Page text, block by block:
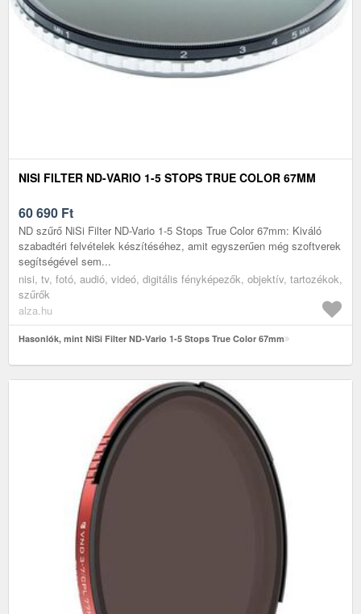
NISI FILTER ND-VARIO 1-5 STOPS TRUE COLOR 67MM
60 690 Ft
ND szűrő NiSi Filter ND-Vario 1-5 Stops True Color 67mm: Kiváló
szabadtéri felvételek készítéséhez, amit egyszerűen még szoftverek
segítségével sem...
nisi, tv, fotó, audió, videó, digitális fényképezők, objektív, tartozékok,
szűrők
alza.hu
Hasonlók, mint NiSi Filter ND-Vario 1-5 Stops True Color 67mm